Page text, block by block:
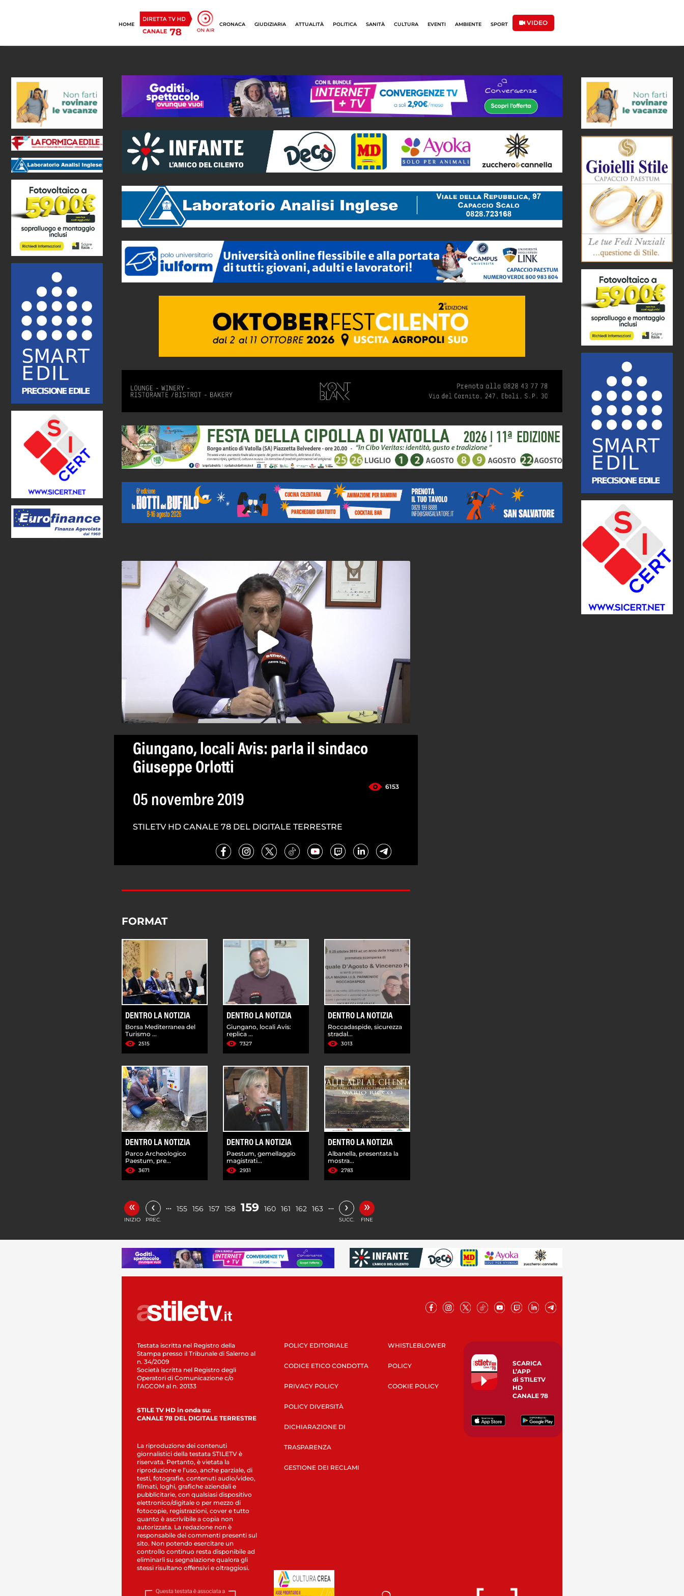
HOME CRONACA GIUDIZIARIA ATTUALITÀ POLITICA SANITÀ CULTURA EVENTI AMBIENTE SPORT VIDEO
Giungano, locali Avis: parla il sindaco
Giuseppe Orlotti
6153
05 novembre 2019
STILETV HD CANALE 78 DEL DIGITALE TERRESTRE
FORMAT
DENTRO LA NOTIZIA
Borsa Mediterranea del
Turismo ...
2515
DENTRO LA NOTIZIA
Giungano, locali Avis:
replica ...
7327
DENTRO LA NOTIZIA
Roccadaspide, sicurezza
stradal...
3013
DENTRO LA NOTIZIA
Parco Archeologico
Paestum, pre...
3671
DENTRO LA NOTIZIA
Paestum, gemellaggio
magistrati...
2931
DENTRO LA NOTIZIA
Albanella, presentata la
mostra...
2783
«
INIZIO
‹
PREC.
… 155 156 157 158 159 160 161 162 163 … ›
SUCC.
»
FINE
Testata iscritta nel Registro della
Stampa presso il Tribunale di Salerno al
n. 34/2009
Società iscritta nel Registro degli
Operatori di Comunicazione c/o
l’AGCOM al n. 20133
STILE TV HD in onda su:
CANALE 78 DEL DIGITALE TERRESTRE
La riproduzione dei contenuti
giornalistici della testata STILETV è
riservata. Pertanto, è vietata la
riproduzione e l’uso, anche parziale, di
testi, fotografie, contenuti audio/video,
filmati, loghi, grafiche aziendali e
pubblicitarie, con qualsiasi dispositivo
elettronico/digitale o per mezzo di
fotocopie, registrazioni, cover e tutto
quanto è ascrivibile a copia non
autorizzata. La redazione non è
responsabile dei commenti presenti sul
sito. Non potendo esercitare un
controllo continuo resta disponibile ad
eliminarli su segnalazione qualora gli
stessi risultano offensivi e oltraggiosi.
POLICY EDITORIALE
CODICE ETICO CONDOTTA
PRIVACY POLICY
POLICY DIVERSITÀ
DICHIARAZIONE DI
TRASPARENZA
GESTIONE DEI RECLAMI
WHISTLEBLOWER
POLICY
COOKIE POLICY
SCARICA
L’APP
di STILETV
HD
CANALE 78